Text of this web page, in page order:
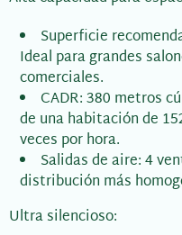
Superficie
Ideal para grandes
comerciales.
CADR: 380 metros
de una habitación de
veces por hora.
Salidas de aire: 4
distribución más
Ultra silencioso: